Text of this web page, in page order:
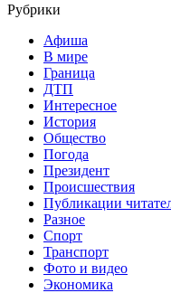
Рубрики
Афиша
В мире
Граница
ДТП
Интересное
История
Общество
Погода
Президент
Происшествия
Публикации
Разное
Спорт
Транспорт
Фото и видео
Экономика